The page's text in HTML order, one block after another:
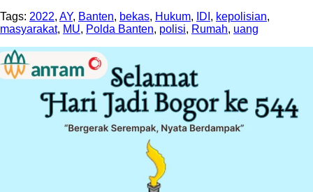
Tags: 2022, AY, Banten, bekas, Hukum, IDI , kepolisian,
masyarakat, MU, Polda Banten, polisi, Rumah, uang